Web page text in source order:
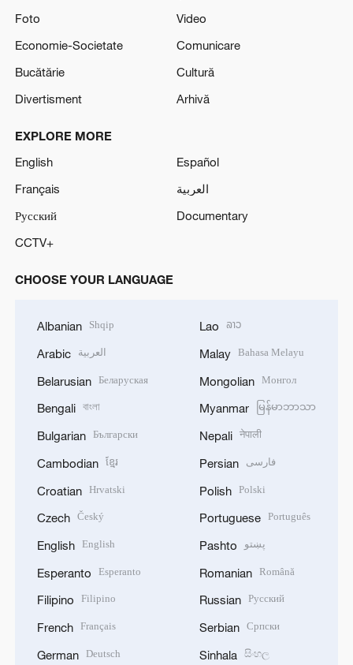
Foto
Video
Economie-Societate
Comunicare
Bucătărie
Cultură
Divertisment
Arhivă
EXPLORE MORE
English
Español
Français
العربية
Русский
Documentary
CCTV+
CHOOSE YOUR LANGUAGE
Albanian Shqip
Arabic العربية
Belarusian Беларуская
Bengali বাংলা
Bulgarian Български
Cambodian ខ្មែរ
Croatian Hrvatski
Czech Český
English English
Esperanto Esperanto
Filipino Filipino
French Français
German Deutsch
Lao ລາວ
Malay Bahasa Melayu
Mongolian Монгол
Myanmar မြန်မာဘာသာ
Nepali नेपाली
Persian فارسی
Polish Polski
Portuguese Português
Pashto پښتو
Romanian Română
Russian Русский
Serbian Српски
Sinhala සිංහල